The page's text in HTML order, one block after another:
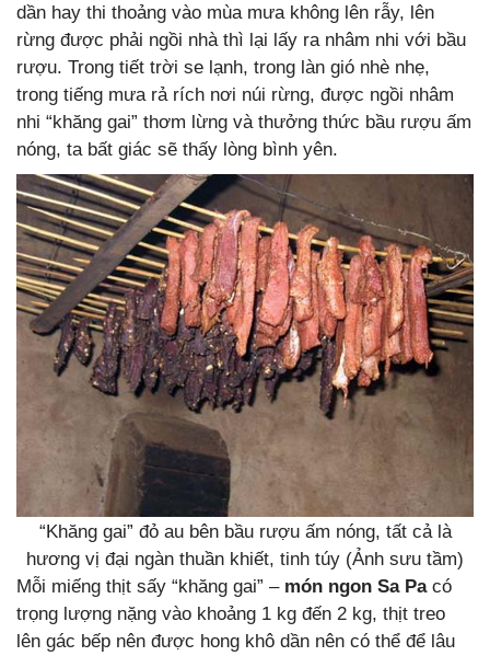
dần hay thi thoảng vào mùa mưa không lên rẫy, lên
rừng được phải ngồi nhà thì lại lấy ra nhâm nhi với bầu
rượu. Trong tiết trời se lạnh, trong làn gió nhè nhẹ,
trong tiếng mưa rả rích nơi núi rừng, được ngồi nhâm
nhi “khăng gai” thơm lừng và thưởng thức bầu rượu ấm
nóng, ta bất giác sẽ thấy lòng bình yên.
“Khăng gai” đỏ au bên bầu rượu ấm nóng, tất cả là
hương vị đại ngàn thuần khiết, tinh túy (Ảnh sưu tầm)
Mỗi miếng thịt sấy “khăng gai” – món ngon Sa Pacó
trọng lượng nặng vào khoảng 1 kg đến 2 kg, thịt treo
lên gác bếp nên được hong khô dần nên có thể để lâu